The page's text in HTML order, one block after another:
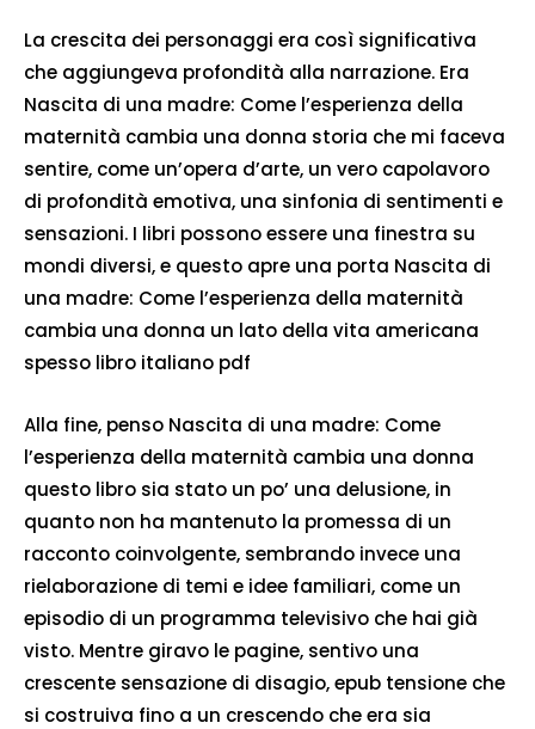
La crescita dei personaggi era così significativa
che aggiungeva profondità alla narrazione. Era
Nascita di una madre: Come l’esperienza della
maternità cambia una donna storia che mi faceva
sentire, come un’opera d’arte, un vero capolavoro
di profondità emotiva, una sinfonia di sentimenti e
sensazioni. I libri possono essere una finestra su
mondi diversi, e questo apre una porta Nascita di
una madre: Come l’esperienza della maternità
cambia una donna un lato della vita americana
spesso libro italiano pdf
Alla fine, penso Nascita di una madre: Come
l’esperienza della maternità cambia una donna
questo libro sia stato un po’ una delusione, in
quanto non ha mantenuto la promessa di un
racconto coinvolgente, sembrando invece una
rielaborazione di temi e idee familiari, come un
episodio di un programma televisivo che hai già
visto. Mentre giravo le pagine, sentivo una
crescente sensazione di disagio, epub tensione che
si costruiva fino a un crescendo che era sia